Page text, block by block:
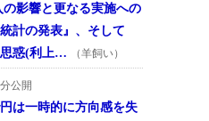
影響と更なる実施への
計の発表』、そして
思惑(利上…
（羊飼い）
公開
は一時的に方向感を失